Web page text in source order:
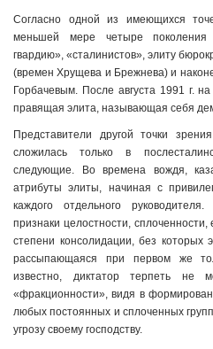
Согласно одной из имеющихся
меньшей мере четыре поколения
гвардию», «сталинистов», элиту
(времен Хрущева и Брежнева) и
Горбачевым. После августа 1991 г.
правящая элита, называющая себя
Представители другой точки
сложилась только в
следующие. Во времена вождя,
атрибуты элиты, начиная с
каждого отдельного
признаки целостности,
степени консолидации, без
рассыпающаяся при первом же
известно, диктатор терпеть не
«фракционности», видя в
любых постоянных и сплоченных
угрозу своему господству.